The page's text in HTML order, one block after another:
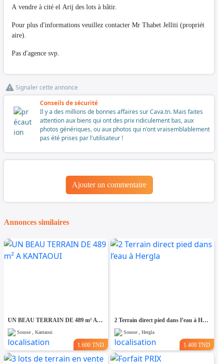
A vendre à cité el Arij des lots à bâtir.
Pour plus d'informations veuillez contacter Mr Thabet Jelliti (propriét
aire).
Pas d'agence svp.
Signaler cette annonce
Conseils de sécurité
Il y a des millions de bonnes affaires sur Cava.tn. Mais faites
attention aux biens qui ont des prix ridiculement bas, aux
photos génériques, ou aux photos qui n'ont vraisemblablement
pas été prises par l'utilisateur !
Ajouter un commentaire
Annonces similaires
UN BEAU TERRAIN DE 489 m² A KANTAOUI
Sousse , Kantaoui
1.600 TND
2 Terrain direct pied dans l’eau à Hergla
Sousse , Hergla
1.400 TND